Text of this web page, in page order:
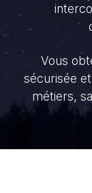
Vous
sécurisée
métiers,